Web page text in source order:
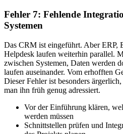
Fehler 7: Fehlende
Systemen
Das CRM ist eingeführt. Aber ERP,
Helpdesk laufen weiterhin parallel.
zwischen Systemen, Daten werden
laufen auseinander. Vom erhofften
Dieser Fehler ist besonders
man ihn früh genug adressiert.
Vor der Einführung klären,
werden müssen
Schnittstellen prüfen und